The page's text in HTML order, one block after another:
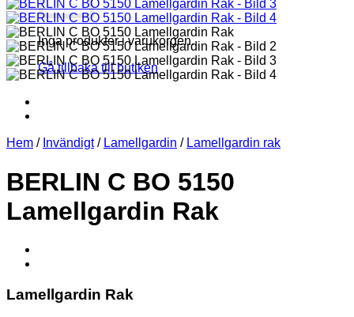
Inga produkter i varukorgen.
Gå tillbaka till butiken
Hem / Invändigt / Lamellgardin / Lamellgardin rak
BERLIN C BO 5150
Lamellgardin Rak
Lamellgardin Rak